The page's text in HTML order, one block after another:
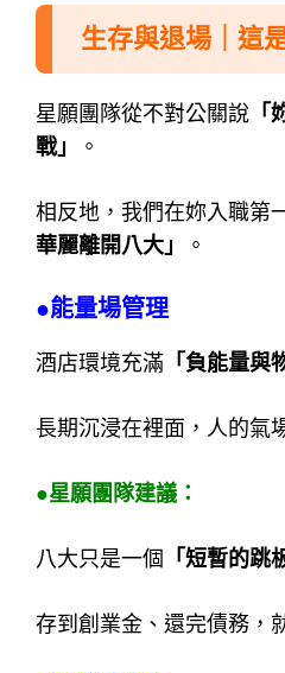
生存與退場｜這
星願團隊從不對公關說
戰」
。
相反地，我們在妳入職第
華麗離開八大」
。
●能量場管理
酒店環境充滿 「負能量與
長期沉浸在裡面，人的氣
●星願團隊建議：
八大只是一個 「短暫的跳
存到創業金、還完債務，